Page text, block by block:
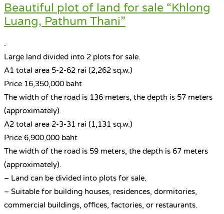
Beautiful plot of land for sale “Khlong
Luang, Pathum Thani”
.
Large land divided into 2 plots for sale.
A1 total area 5-2-62 rai (2,262 sq.w.)
Price 16,350,000 baht
The width of the road is 136 meters, the depth is 57 meters
(approximately).
A2 total area 2-3-31 rai (1,131 sq.w.)
Price 6,900,000 baht
The width of the road is 59 meters, the depth is 67 meters
(approximately).
– Land can be divided into plots for sale.
– Suitable for building houses, residences, dormitories,
commercial buildings, offices, factories, or restaurants.